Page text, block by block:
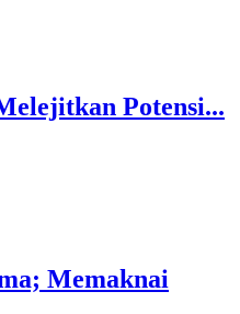
Potensi...
Memaknai